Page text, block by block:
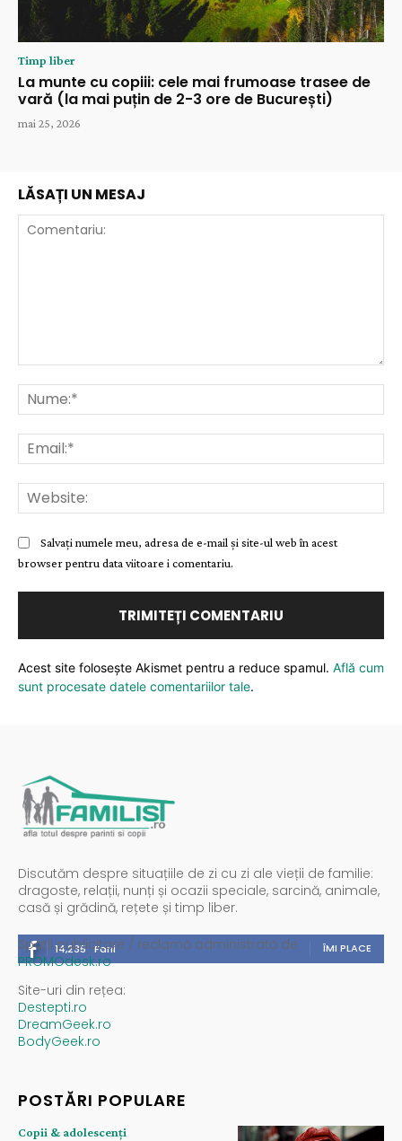
Timp liber
La munte cu copiii: cele mai frumoase trasee de
vară (la mai puțin de 2-3 ore de București)
mai 25, 2026
LĂSAȚI UN MESAJ
Salvați numele meu, adresa de e-mail și site-ul web în acest
browser pentru data viitoare i comentariu.
Acest site folosește Akismet pentru a reduce spamul. Află cum
sunt procesate datele comentariilor tale.
Discutăm despre situațiile de zi cu zi ale vieții de familie:
dragoste, relații, nunți și ocazii speciale, sarcină, animale,
casă și grădină, rețete și timp liber.
14,235 Fani ÎMI PLACE
Spații publicitare / reclamă administrată de
PROMOdesk.ro
Site-uri din rețea:
Destepti.ro
DreamGeek.ro
BodyGeek.ro
POSTĂRI POPULARE
Copii & adolescenți